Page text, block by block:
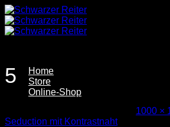
Zum
Inhalt
springen
Home
Store
Online-Shop
5
1000 ×
Seduction mit Kontrastnaht